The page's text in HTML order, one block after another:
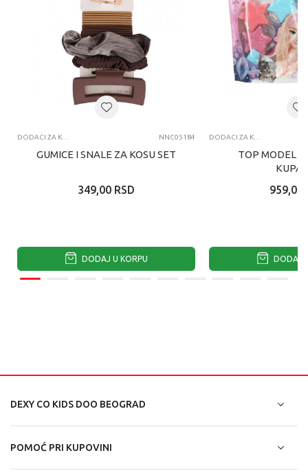
NNC05184
GUMICE I SNALE ZA KOSU SET
349,00 RSD
DODAJ U KORPU
TOP MODEL
959,00
DODAJ
DEXY CO KIDS DOO BEOGRAD
POMOĆ PRI KUPOVINI